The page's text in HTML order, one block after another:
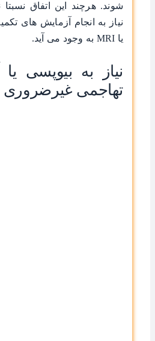
شوند. هرچند این اتفاق نسبتا
نیاز به انجام آزمایش های
یا MRI به وجود می آید.
نیاز به بیوپسی
تهاجمی غیرضروری